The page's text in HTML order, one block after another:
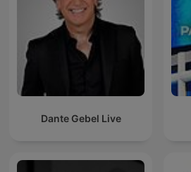
Dante Gebel Live